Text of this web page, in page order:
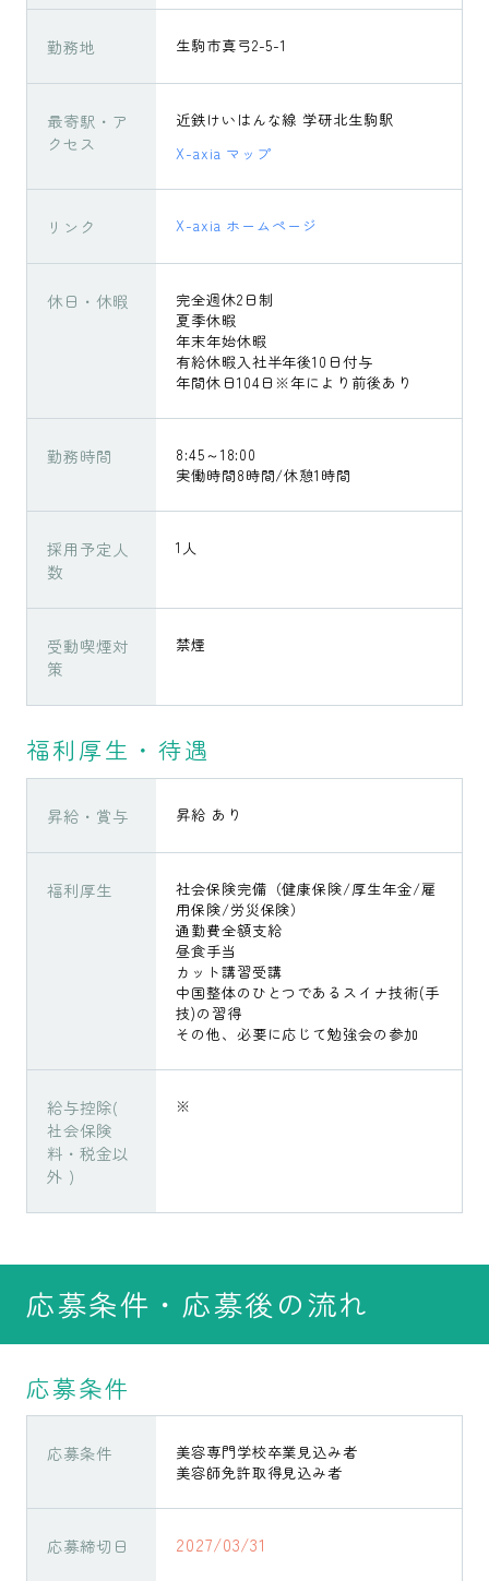
勤務地 生駒市真弓2-5-1
最寄駅・ア
クセス
近鉄けいはんな線 学研北生駒駅
X-axia マップ
リンク X-axia ホームページ
休日・休暇
完全週休2日制
夏季休暇
年末年始休暇
有給休暇入社半年後10日付与
年間休日104日※年により前後あり
勤務時間
8:45～18:00
実働時間8時間/休憩1時間
採用予定人
数
1人
受動喫煙対
策
禁煙
福利厚生・待遇
昇給・賞与 昇給 あり
福利厚生
社会保険完備（健康保険/厚生年金/雇
用保険/労災保険）
通勤費全額支給
昼食手当
カット講習受講
中国整体のひとつであるスイナ技術(手
技)の習得
その他、必要に応じて勉強会の参加
給与控除(
社会保険
料・税金以
外 )
※
応募条件・応募後の流れ
応募条件
応募条件
美容専門学校卒業見込み者
美容師免許取得見込み者
応募締切日 2027/03/31